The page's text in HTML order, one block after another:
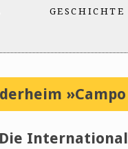
GESCHICHTE
Die